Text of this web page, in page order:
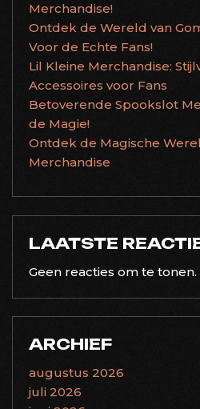
Merchandise!
Ontdek de Wereld van
Voor de Echte Fans!
Lil Kleine Merchandise:
Accessoires voor Fans
Betoverende Spookslot
de Magie!
Ontdek de Magische
Merchandise
LAATSTE
Geen reacties om te tonen.
ARCHIEF
augustus 2026
juli 2026